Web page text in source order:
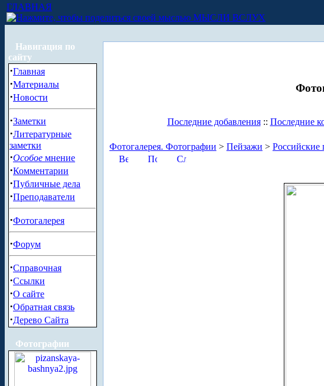
ГЛАВНАЯ
МЫСЛИ ВСЛУХ
Навигация по
сайту
·Главная
·Материалы
·Новости
·Заметки
·Литературные
заметки
·Особое мнение
·Комментарии
·Публичные дела
·Преподаватели
·Фотогалерея
·Форум
·Справочная
·Ссылки
·О сайте
·Обратная связь
·Дерево Сайта
Фотографии
Последние добавления:: Последние
Фотогалерея. Фотографии > Пейзажи > Российские